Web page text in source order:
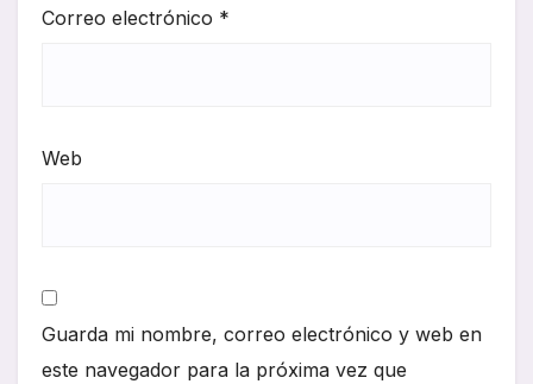
Correo electrónico *
Web
Guarda mi nombre, correo electrónico y web en
este navegador para la próxima vez que